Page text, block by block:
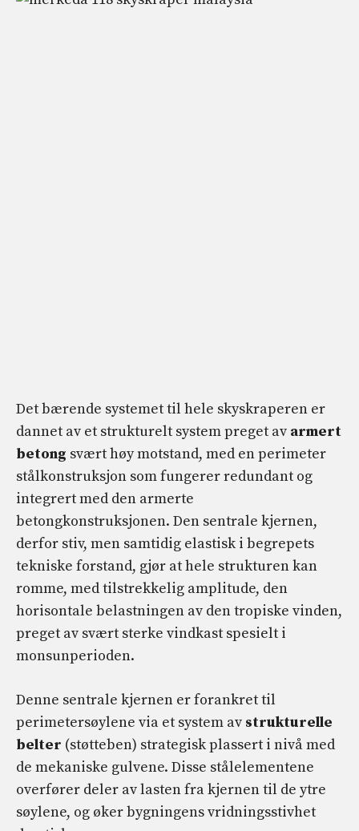
Det bærende systemet til hele skyskraperen er
dannet av et strukturelt system preget av armert
betong svært høy motstand, med en perimeter
stålkonstruksjon som fungerer redundant og
integrert med den armerte
betongkonstruksjonen. Den sentrale kjernen,
derfor stiv, men samtidig elastisk i begrepets
tekniske forstand, gjør at hele strukturen kan
romme, med tilstrekkelig amplitude, den
horisontale belastningen av den tropiske vinden,
preget av svært sterke vindkast spesielt i
monsunperioden.
Denne sentrale kjernen er forankret til
perimetersøylene via et system av strukturelle
belter (støtteben) strategisk plassert i nivå med
de mekaniske gulvene. Disse stålelementene
overfører deler av lasten fra kjernen til de ytre
søylene, og øker bygningens vridningsstivhet